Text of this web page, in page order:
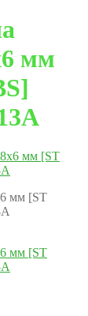
мм
мм [ST
мм [ST